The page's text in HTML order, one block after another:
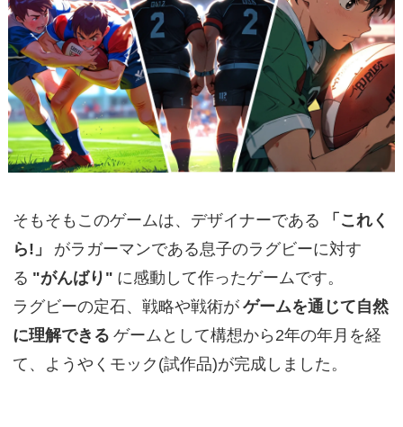
そもそもこのゲームは、デザイナーである
「これく
ら!」
がラガーマンである息子のラグビーに対す
る "がんばり" に感動して作ったゲームです。
ラグビーの定石、戦略や戦術が ゲームを通じて自然
に理解できる ゲームとして構想から2年の年月を経
て、ようやくモック(試作品)が完成しました。